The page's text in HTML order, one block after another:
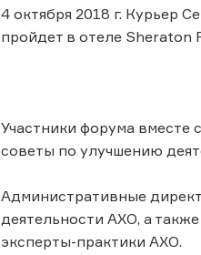
4 октября 2018 г. Курьер
пройдет в отеле Sheraton
Участники форума вместе
советы по улучшению
Административные
деятельности АХО, а
эксперты-практики АХО.